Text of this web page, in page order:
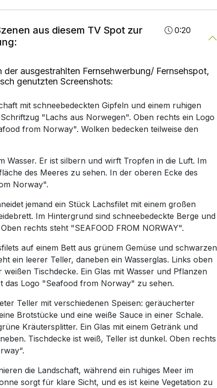
aus diesem TV Spot zur
0:20
der ausgestrahlten Fernsehwerbung/ Fernsehspot,
genutzten Screenshots:
mit schneebedeckten Gipfeln und einem ruhigen
"Lachs aus Norwegen". Oben rechts ein Logo
from Norway". Wolken bedecken teilweise den
Wasser. Er ist silbern und wirft Tropfen in die Luft. Im
des Meeres zu sehen. In der oberen Ecke des
Norway".
jemand ein Stück Lachsfilet mit einem großen
Im Hintergrund sind schneebedeckte Berge und
rechts steht "SEAFOOD FROM NORWAY".
auf einem Bett aus grünem Gemüse und schwarzen
ein leerer Teller, daneben ein Wasserglas. Links oben
weißen Tischdecke. Ein Glas mit Wasser und Pflanzen
das Logo "Seafood from Norway" zu sehen.
Teller mit verschiedenen Speisen: geräucherter
Brotstücke und eine weiße Sauce in einer Schale.
Kräutersplitter. Ein Glas mit einem Getränk und
Tischdecke ist weiß, Teller ist dunkel. Oben rechts
die Landschaft, während ein ruhiges Meer im
sorgt für klare Sicht, und es ist keine Vegetation zu